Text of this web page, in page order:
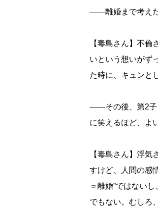
――離婚まで考えた
【毒島さん】不
いという想いがず
た時に、キュンと
――その後、第2子
に笑えるほど、よ
【毒島さん】浮
すけど、人間の感
＝離婚”ではない
でもない。むしろ